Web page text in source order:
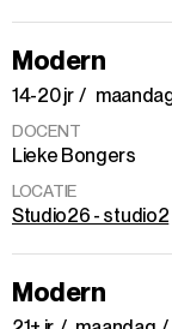
Modern
14-20 jr
DOCENT
Lieke Bongers
LOCATIE
Studio26 - studio2
Modern